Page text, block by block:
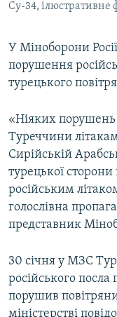
ІНФОГРАФІКА
ДОЛУЧАЙСЯ!
Усі сайти RFE/RL
Су-34, ілюстративне
У Міноборони
порушення
турецького
«Ніяких порушень
Туреччини
Сирійській
турецької
російським
голослівна
представник
30 січня у МЗС
російського посла
порушив
міністерстві